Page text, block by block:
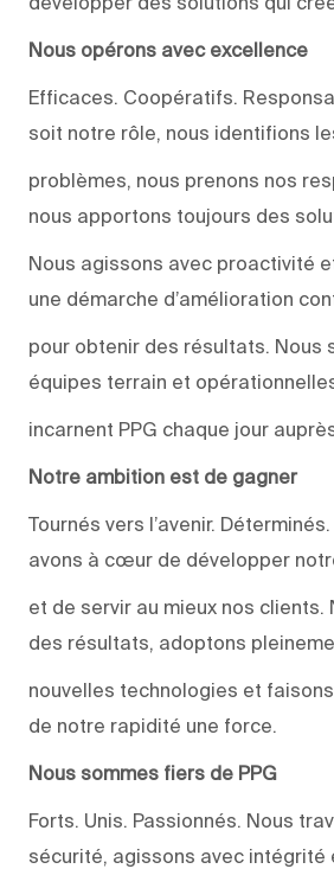
Nous opérons avec excellence
Efficaces. Coopératifs.
soit notre rôle, nous identifions
problèmes, nous prenons nos
nous apportons toujours des
Nous agissons avec proactivité
une démarche d’amélioration
pour obtenir des résultats. Nous
équipes terrain et
incarnent PPG chaque jour
Notre ambition est de gagner
Tournés vers l’avenir.
avons à cœur de développer
et de servir au mieux nos clients.
des résultats, adoptons
nouvelles technologies et
de notre rapidité une force.
Nous sommes fiers de PPG
Forts. Unis. Passionnés. Nous
sécurité, agissons avec intégrité